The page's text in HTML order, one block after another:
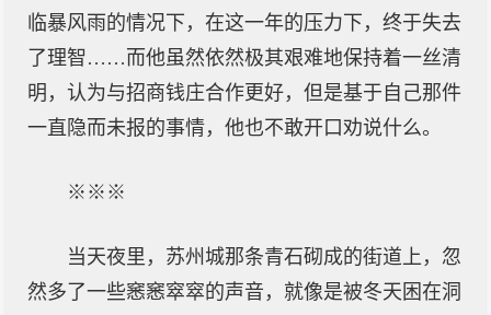
临暴风雨的情况下，在这一年的压力下，终于失去
了理智……而他虽然依然极其艰难地保持着一丝清
明，认为与招商钱庄合作更好，但是基于自己那件
一直隐而未报的事情，他也不敢开口劝说什么。
※※※
当天夜里，苏州城那条青石砌成的街道上，忽
然多了一些窸窸窣窣的声音，就像是被冬天困在洞